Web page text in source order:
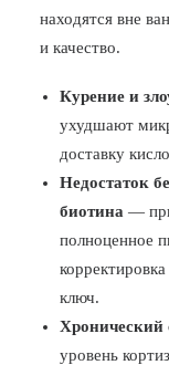
находятся вне
и качество.
Курение и
ухудшают
доставку
Недостаток
биотина —
полноценное
ключ.
Хронический
уровень